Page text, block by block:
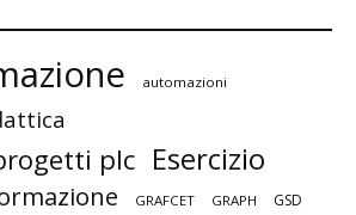
automazioni
plc Esercizio
GRAFCET GRAPH GSD